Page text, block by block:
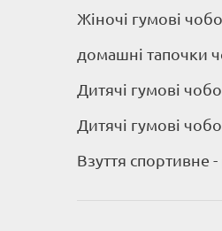
Жіночі гумові
домашні тапочки
Дитячі гумові
Дитячі гумові
Взуття спортивне